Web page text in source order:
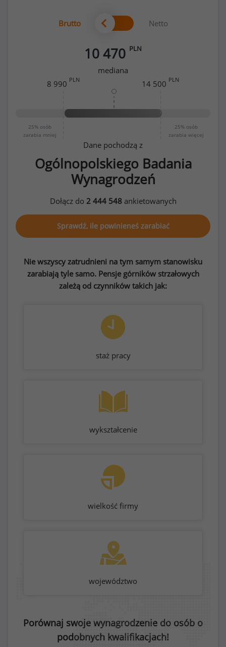
Brutto Netto
10 470 PLN
mediana
25% osób
zarabia mniej
25% osób
zarabia więcej
8 990 PLN 14 500 PLN
Dane pochodzą z
Ogólnopolskiego Badania
Wynagrodzeń
Dołącz do 2 444 548ankietowanych
Sprawdź, ile powinieneś zarabiać
Nie wszyscy zatrudnieni na tym samym stanowisku
zarabiają tyle samo. Pensje górników strzałowych
zależą od czynników takich jak:
staż pracy
wykształcenie
wielkość firmy
województwo
Porównaj swoje wynagrodzenie do osób o
podobnych kwalifikacjach!